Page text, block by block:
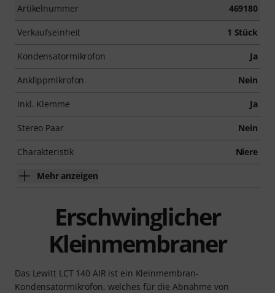
Artikelnummer 469180
Verkaufseinheit 1 Stück
Kondensatormikrofon Ja
Anklippmikrofon Nein
Inkl. Klemme Ja
Stereo Paar Nein
Charakteristik Niere
Mehr anzeigen
Erschwinglicher
Kleinmembraner
Das Lewitt LCT 140 AIR ist ein Kleinmembran-
Kondensatormikrofon, welches für die Abnahme von